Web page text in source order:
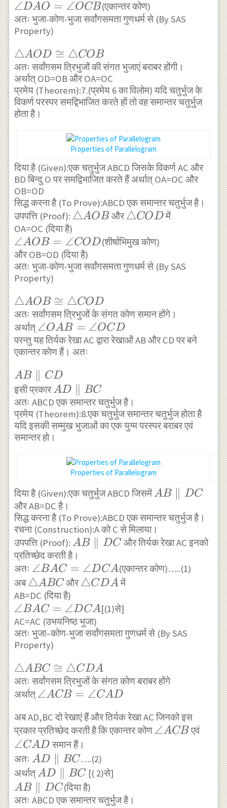
OBC
\angle
DAO=\angle
OCB
∠DAO = ∠OCB(एकान्तर कोण)
अतः भुजा-कोण-भुजा सर्वांगसमता गुणधर्म से (By SAS
Property)
\triangle
AOD
\cong
\triangle
COB
△AOD ≅ △COB
अतः सर्वांगसम त्रिभुजों की संगत भुजाएं बराबर होंगी।
अर्थात् OD=OB और OA=OC
प्रमेय (Theorem):7.(प्रमेय 6 का विलोम) यदि चतुर्भुज के
विकर्ण परस्पर समद्विभाजित करते हों तो वह समान्तर चतुर्भुज
होता है।
Properties of Parallelogram
दिया है (Given):एक चतुर्भुज ABCD जिसके विकर्ण AC और
BD बिन्दु O पर समद्विभाजित करते हैं अर्थात् OA=OC और
OB=OD
सिद्ध करना है (To Prove):ABCD एक समान्तर चतुर्भुज है।
उपपत्ति (Proof): \triangle
△AOBऔर\triangle
△COD में
OA=OC (दिया है)
\angle
AOB=
\angle
COD
∠AOB = ∠COD(शीर्षाभिमुख कोण)
और OB=OD (दिया है)
अतः भुजा-कोण-भुजा सर्वांगसमता गुणधर्म से (By SAS
Property)
\triangle
AOB
\cong
\triangle
COD
△AOB ≅ △COD
अतः सर्वांगसम त्रिभुजों के संगत कोण समान होंगे।
अर्थात् \angle
OAB=
\angle
OCD
∠OAB = ∠OCD
परन्तु यह तिर्यक रेखा AC द्वारा रेखाओं AB और CD पर बने
एकान्तर कोण हैं। अतः
AB
\parallel
CD
AB CD
इसी प्रकारAD
\parallel
BC
AD BC
अतः ABCD एक समान्तर चतुर्भुज है।
प्रमेय (Theorem):8.एक चतुर्भुज समान्तर चतुर्भुज होता है
यदि इसकी सम्मुख भुजाओं का एक युग्म परस्पर बराबर एवं
समान्तर हो।
Properties of Parallelogram
दिया है (Given):एक चतुर्भुज ABCD जिसमें AB
DC
AB DC
और AB=DC है।
सिद्ध करना है (To Prove):ABCD एक समान्तर चतुर्भुज है।
रचना (Construction):A को C से मिलाया।
उपपत्ति (Proof): AB
\parallel
DC
AB DC और तिर्यक रेखा AC इनको
प्रतिच्छेद करती है।
अतः \angle
BAC=
\angle
DCA
∠BAC = ∠DCA(एकान्तर कोण)…..(1)
अब\triangle
ABC
△ABC और\triangle
△CDAमें
AB=DC (दिया है)
\angle
BAC=
\angle
DCA
∠BAC = ∠DCA[(1)से]
AC=AC (उभयनिष्ठ भुजा)
अतः भुजा–कोण-भुजा सर्वांगसमता गुणधर्म से (By SAS
Property)
\triangle
ABC
\cong
\triangle
CDA
△ABC ≅ △CDA
अतः सर्वांगसम त्रिभुजों के संगत कोण बराबर होंगे
अर्थात् \angle
\angle
CAD
∠ACB = ∠CAD
अब AD,BC दो रेखाएं हैं और तिर्यक रेखा AC जिनको इस
प्रकार प्रतिच्छेद करती है कि एकान्तर कोण \angle
∠ACBएवं
∠CAD समान हैं।
अतः AD
\parallel
BC
AD BC….(2)
अर्थात् AD
\parallel
BC
AD BC [( 2)से]
AB
\parallel
AB DC(दिया है)
अतः ABCD एक समान्तर चतुर्भुज है।